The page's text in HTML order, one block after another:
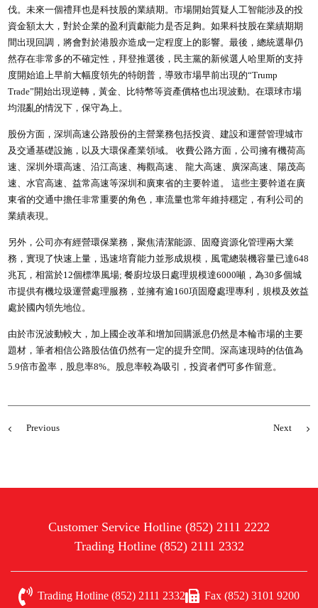
伐。未來一個禮拜也是科技股的業績期。市場開始質疑人工智能涉及的投
資金額太大，對於企業的盈利貢獻能力是否足夠。如果科技股在業績期期
間出現回調，將會對於港股亦造成一定程度上的影響。最後，總統選舉仍
然存在非常多的不確定性，拜登推選後，民主黨的新候選人哈里斯的支持
度開始追上早前大幅度領先的特朗普，導致市場早前出現的“Trump
Trade”開始出現逆轉，黃金、比特幣等資產價格也出現波動。在環球市場
均混亂的情況下，保守為上。
股份方面，深圳高速公路股份的主營業務包括投資、建設和運營管理城市
及交通基礎設施，以及大環保產業領域。 收費公路方面，公司擁有機荷高
速、深圳外環高速、沿江高速、梅觀高速、 龍大高速、廣深高速、陽茂高
速、水官高速、益常高速等深圳和廣東省的主要幹道。 這些主要幹道在廣
東省的交通中擔任非常重要的角色，車流量也常年維持穩定，有利公司的
業績表現。
另外，公司亦有經營環保業務，聚焦清潔能源、固廢資源化管理兩大業
務，實現了快速上量，迅速培育能力並形成規模，風電總裝機容量已達648
兆瓦，相當於12個標準風場; 餐廚垃圾日處理規模達6000噸，為30多個城
市提供有機垃圾運營處理服務，並擁有逾160項固廢處理專利，規模及效益
處於國內領先地位。
由於市況波動較大，加上國企改革和增加回購派息仍然是本輪市場的主要
題材，筆者相信公路股估值仍然有一定的提升空間。深高速現時的估值為
5.9倍市盈率，股息率8%。股息率較為吸引，投資者們可多作留意。
Previous Next
Customer Service Hotline (852) 2111 2222
Trading Hotline (852) 2111 2332
Trading Hotline (852) 2111 2332 Fax (852) 3101 9200